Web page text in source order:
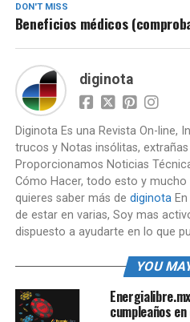
DON'T MISS
Beneficios médicos
diginota
Diginota Es una Revista On-line,
trucos y Notas insólitas,
Proporcionamos Noticias
Cómo Hacer, todo esto y mucho
quieres saber más de diginotaEn
de estar en varias, Soy mas
dispuesto a ayudarte en lo que
YOU
cumpleaños